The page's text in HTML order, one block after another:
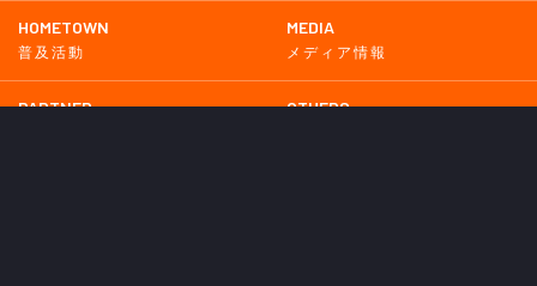
HOMETOWN
普及活動
MEDIA
メディア情報
PARTNER OTHERS